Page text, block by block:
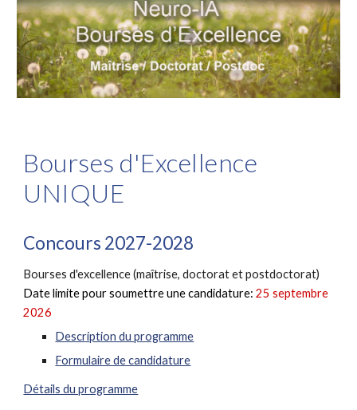
Bourses d'Excellence
UNIQUE
Concours 2027-2028
Bourses d'excellence(maîtrise, doctorat etpostdoctorat)
Date limite pour soumettre une candidature:25 septembre
2026
Description du programme
Formulaire de candidature
Détails du programme